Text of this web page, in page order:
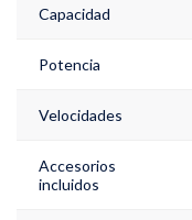
Capacidad
Potencia
Velocidades
Accesorios
incluidos